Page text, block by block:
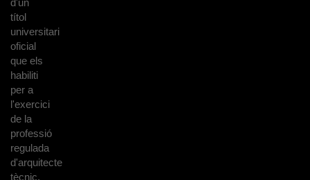
títol
universitari
oficial
que els
habiliti
per a
l'exercici
de la
professió
regulada
d'arquitecte
tècnic.